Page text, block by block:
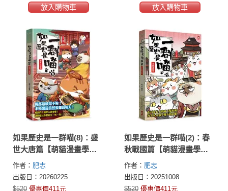
放入購物車 放入購物車
如果歷史是一群喵(8)：盛
世大唐篇【萌貓漫畫學歷
史】（暢銷二版）
作者： 肥志
出版日：20260225
$520 優惠價411元
如果歷史是一群喵(2)：春
秋戰國篇【萌貓漫畫學歷
史】(暢銷二版)
作者： 肥志
出版日：20251008
$520 優惠價411元